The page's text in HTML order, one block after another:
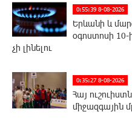
0:55:39 8-08-2026
Երևանի և
օգոստոսի 10-
չի լինելու
0:35:27 8-08-2026
Հայ
միջազգային